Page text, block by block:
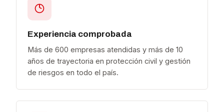
Experiencia comprobada
Más de 600 empresas atendidas y más de 10
años de trayectoria en protección civil y gestión
de riesgos en todo el país.